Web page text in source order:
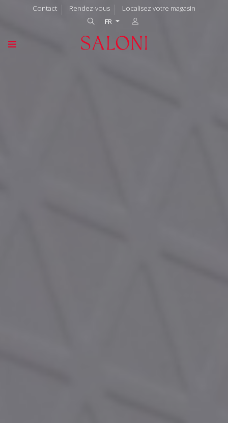
Contact Rendez-vous
Localisez votre magasin
FR